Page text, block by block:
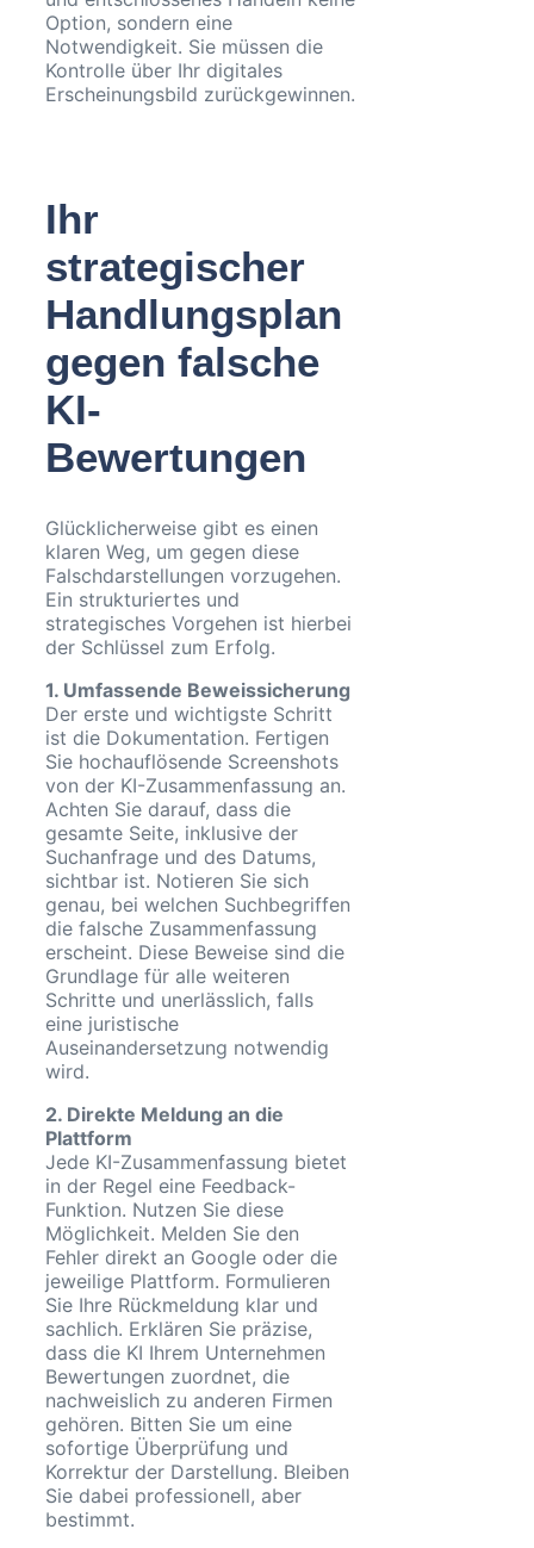
Option, sondern eine
Notwendigkeit. Sie müssen die
Kontrolle über Ihr digitales
Erscheinungsbild zurückgewinnen.
Ihr
strategischer
Handlungsplan
gegen falsche
KI-
Bewertungen
Glücklicherweise gibt es einen
klaren Weg, um gegen diese
Falschdarstellungen vorzugehen.
Ein strukturiertes und
strategisches Vorgehen ist hierbei
der Schlüssel zum Erfolg.
1. Umfassende Beweissicherung
Der erste und wichtigste Schritt
ist die Dokumentation. Fertigen
Sie hochauflösende Screenshots
von der KI-Zusammenfassung an.
Achten Sie darauf, dass die
gesamte Seite, inklusive der
Suchanfrage und des Datums,
sichtbar ist. Notieren Sie sich
genau, bei welchen Suchbegriffen
die falsche Zusammenfassung
erscheint. Diese Beweise sind die
Grundlage für alle weiteren
Schritte und unerlässlich, falls
eine juristische
Auseinandersetzung notwendig
wird.
2. Direkte Meldung an die
Plattform
Jede KI-Zusammenfassung bietet
in der Regel eine Feedback-
Funktion. Nutzen Sie diese
Möglichkeit. Melden Sie den
Fehler direkt an Google oder die
jeweilige Plattform. Formulieren
Sie Ihre Rückmeldung klar und
sachlich. Erklären Sie präzise,
dass die KI Ihrem Unternehmen
Bewertungen zuordnet, die
nachweislich zu anderen Firmen
gehören. Bitten Sie um eine
sofortige Überprüfung und
Korrektur der Darstellung. Bleiben
Sie dabei professionell, aber
bestimmt.